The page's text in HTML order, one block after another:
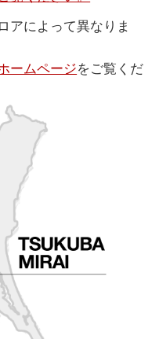
アによって異なりま
ームページをご覧くだ